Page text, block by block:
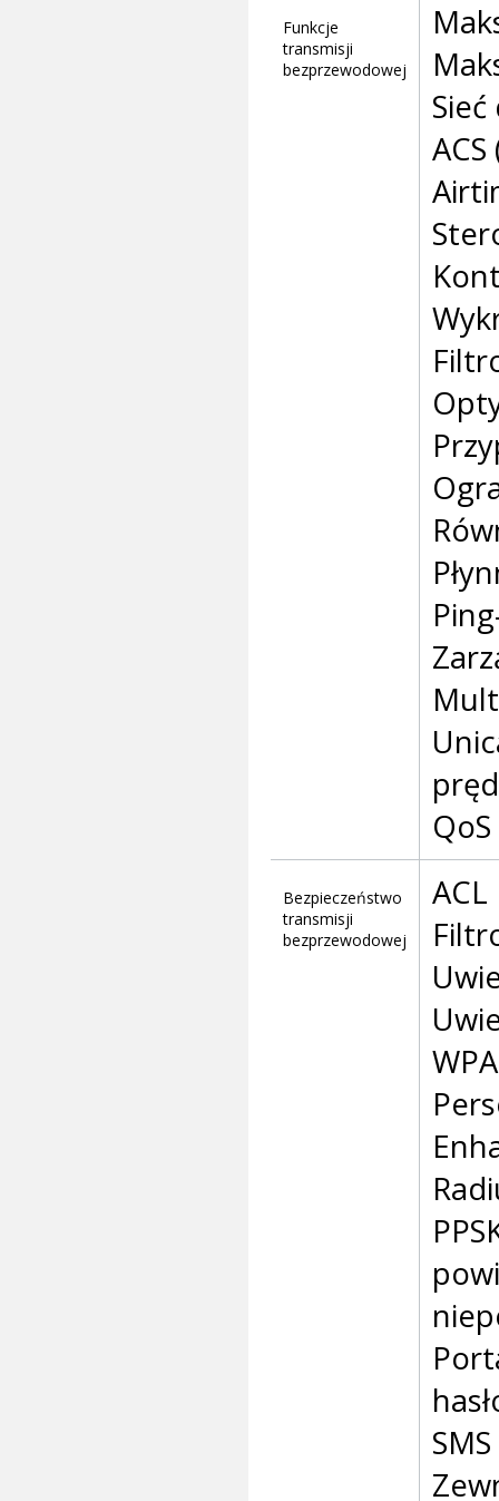
Funkcje
transmisji
bezprzewodowej
Bezpieczeństwo
transmisji
bezprzewodowej
ACL